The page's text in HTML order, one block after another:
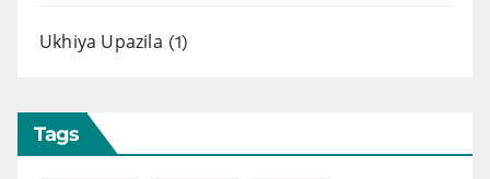
Ukhiya Upazila (1)
Tags